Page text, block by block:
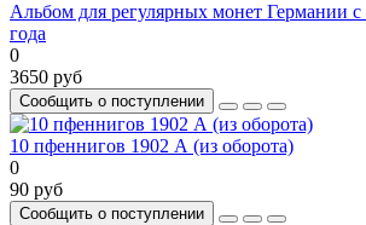
Альбом для регулярных монет Германии с
года
0
3650 руб
Сообщить о поступлении
10 пфеннигов 1902 А (из оборота)
0
90 руб
Сообщить о поступлении